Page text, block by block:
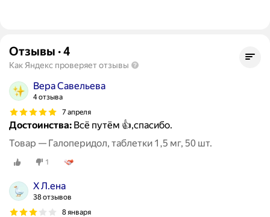
Отзывы ·4
Как Яндекс проверяет отзывы
Вера Савельева
4 отзыва
7 апреля
Достоинства: Всё путём 👍,спасибо.
Товар — Галоперидол, таблетки 1,5 мг, 50 шт.
1
Х Л.ена
38 отзывов
8 января